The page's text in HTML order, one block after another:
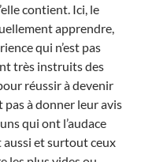
contient. Ici, le
apprendre,
qui n’est pas
très instruits des
réussir à devenir
pas à donner leur avis
qui ont l’audace
aussi et surtout ceux